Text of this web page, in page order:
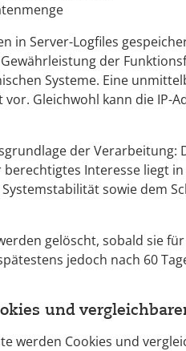
in Server-Logfiles
der
Systeme. Eine
vor. Gleichwohl kann die IP-
der Verarbeitung:
berechtigtes Interesse liegt
sowie dem
gelöscht, sobald sie
jedoch nach 60
und
werden Cookies und